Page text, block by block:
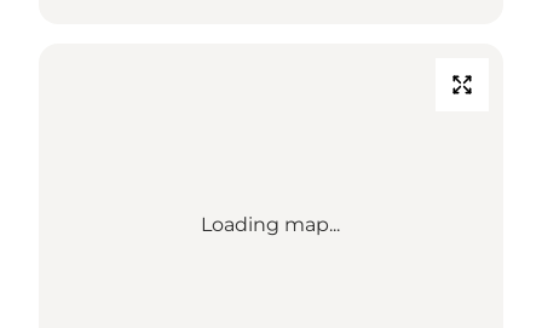
Loading map...